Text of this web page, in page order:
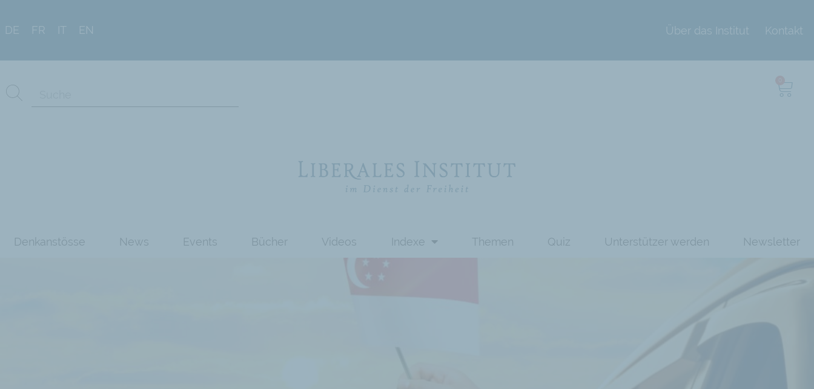
DE FR IT EN Über das Institut Kontakt
Denkanstösse News Events Bücher Videos Indexe Themen Quiz Unterstützer werden Newsletter